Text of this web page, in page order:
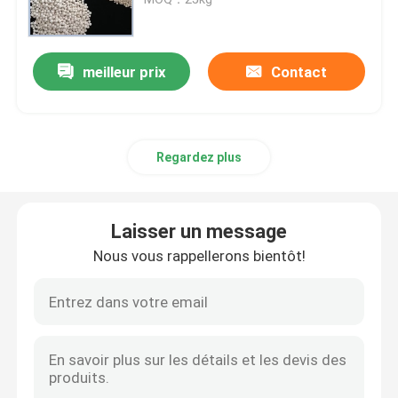
Emballage aléatoire en colonne
Boule en céramique d'alumine
meilleur prix Contact
Regardez plus
Laisser un message
Nous vous rappellerons bientôt!